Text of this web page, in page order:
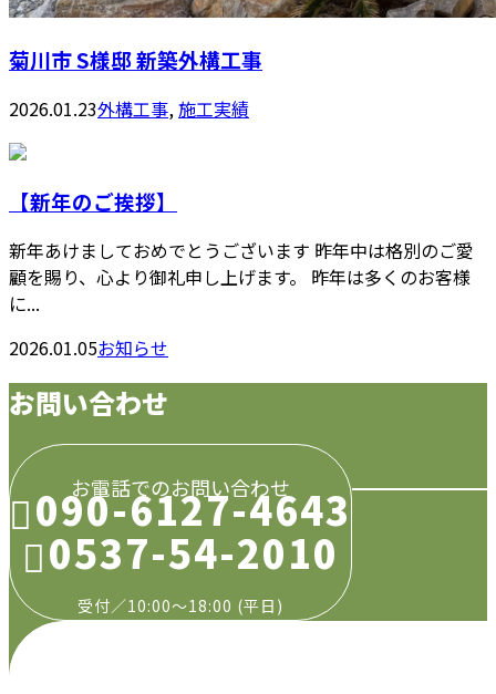
菊川市 S様邸 新築外構工事
2026.01.23外構工事, 施工実績
【新年のご挨拶】
新年あけましておめでとうございます 昨年中は格別のご愛
顧を賜り、心より御礼申し上げます。 昨年は多くのお客様
に...
2026.01.05お知らせ
お問い合わせ
お電話でのお問い合わせ
090-6127-4643
0537-54-2010
受付／10:00～18:00 (平日)